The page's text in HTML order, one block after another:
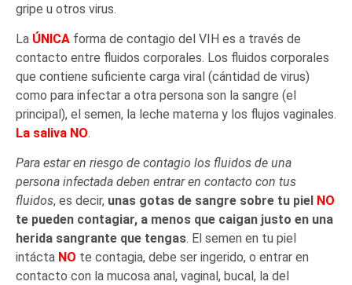
gripe u otros virus.
La ÚNICA forma de contagio del VIH es a través de
contacto entre fluidos corporales. Los fluidos corporales
que contiene suficiente carga viral (cántidad de virus)
como para infectar a otra persona son la sangre (el
principal), el semen, la leche materna y los flujos vaginales.
La saliva NO.
Para estar en riesgo de contagio los fluidos de una
persona infectada deben entrar en contacto con tus
fluidos, es decir, unas gotas de sangre sobre tu piel NO
te pueden contagiar, a menos que caigan justo en una
herida sangrante que tengas. El semen en tu piel
intácta NO te contagia, debe ser ingerido, o entrar en
contacto con la mucosa anal, vaginal, bucal, la del